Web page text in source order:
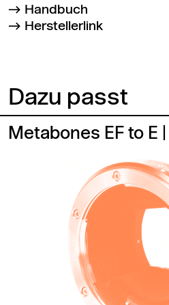
Handbuch
Herstellerlink
Dazu passt
Metabones EF to E